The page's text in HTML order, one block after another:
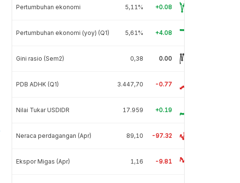
Pertumbuhan ekonomi 5,11% +0.08
Pertumbuhan ekonomi (yoy) (Q1) 5,61% +4.08
Gini rasio (Sem2) 0,38 0.00
PDB ADHK (Q1) 3.447,70 -0.77
Nilai Tukar USDIDR 17.959 +0.19
Neraca perdagangan (Apr) 89,10 -97.32
Ekspor Migas (Apr) 1,16 -9.81